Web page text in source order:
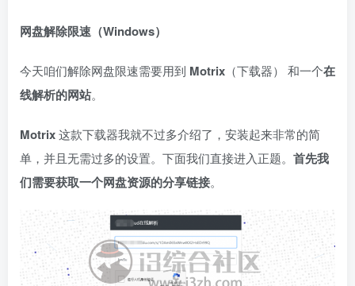
网盘解除限速（Windows）
今天咱们解除网盘限速需要用到 Motrix （下载器） 和一个在
线解析的网站。
Motrix这款下载器我就不过多介绍了，安装起来非常的简
单，并且无需过多的设置。下面我们直接进入正题。 首先我
们需要获取一个网盘资源的分享链接。